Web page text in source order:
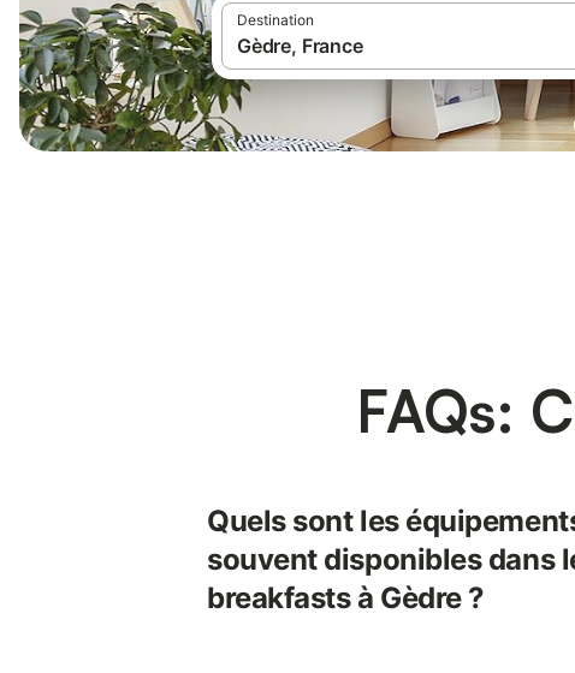
Destination
FAQs:
Quels sont les
souvent disponibles dans
breakfasts à Gèdre ?